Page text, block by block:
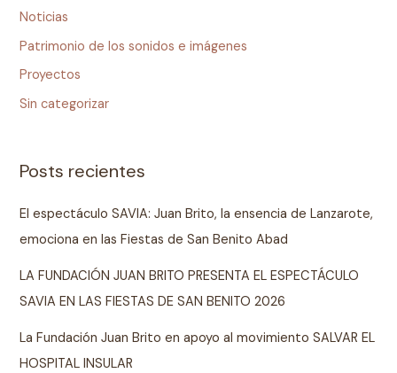
Noticias
Patrimonio de los sonidos e imágenes
Proyectos
Sin categorizar
Posts recientes
El espectáculo SAVIA: Juan Brito, la ensencia de Lanzarote,
emociona en las Fiestas de San Benito Abad
LA FUNDACIÓN JUAN BRITO PRESENTA EL ESPECTÁCULO
SAVIA EN LAS FIESTAS DE SAN BENITO 2026
La Fundación Juan Brito en apoyo al movimiento SALVAR EL
HOSPITAL INSULAR